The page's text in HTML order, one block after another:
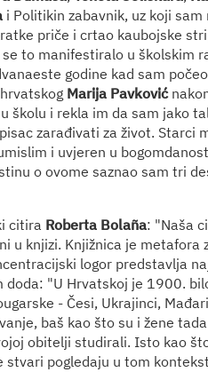
i Politikin zabavnik, uz koji
priče i crtao kaubojske
to manifestiralo u školskim
godine kad sam
Marija Pavković
školu i rekla im da sam jako
zarađivati za život. Starci
i uvjeren u
o ovome saznao sam tri
citira Roberta Bolaña: "Naša
u knjizi. Knjižnica je metafora
logor predstavlja
"U Hrvatskoj je 1900.
- Česi, Ukrajinci,
baš kao što su i žene
obitelji studirali. Isto kao
stvari pogledaju u tom